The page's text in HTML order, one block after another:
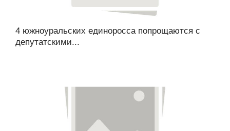
4 южноуральских единоросса попрощаются с
депутатскими...